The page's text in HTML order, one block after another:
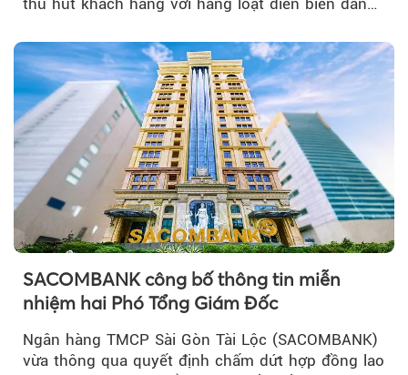
thu hút khách hàng với hàng loạt diễn biến đáng
SACOMBANK công bố thông tin miễn
nhiệm hai Phó Tổng Giám Đốc
Ngân hàng TMCP Sài Gòn Tài Lộc (SACOMBANK)
vừa thông qua quyết định chấm dứt hợp đồng lao